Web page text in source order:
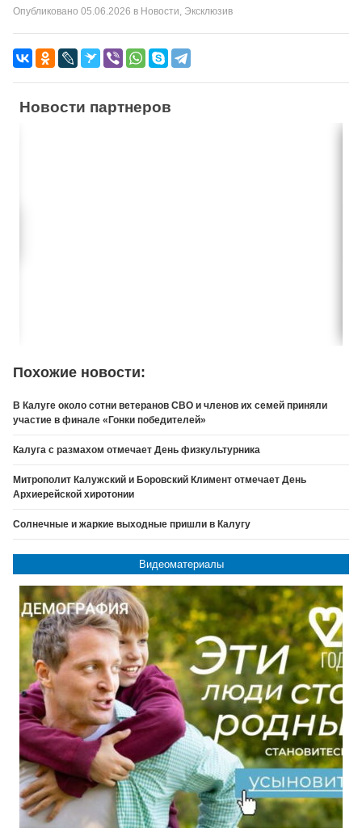
Опубликовано 05.06.2026 в Новости, Эксклюзив
Новости партнеров
Похожие новости:
В Калуге около сотни ветеранов СВО и членов их семей приняли
участие в финале «Гонки победителей»
Калуга с размахом отмечает День физкультурника
Митрополит Калужский и Боровский Климент отмечает День
Архиерейской хиротонии
Солнечные и жаркие выходные пришли в Калугу
Видеоматериалы